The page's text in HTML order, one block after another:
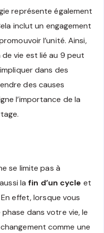
représente également
inclut un engagement
l’unité. Ainsi,
vie est lié au 9 peut
dans des
des causes
l’importance de la
se limite pas à
lafin d’un cycle et
effet, lorsque vous
dans votre vie, le
comme une